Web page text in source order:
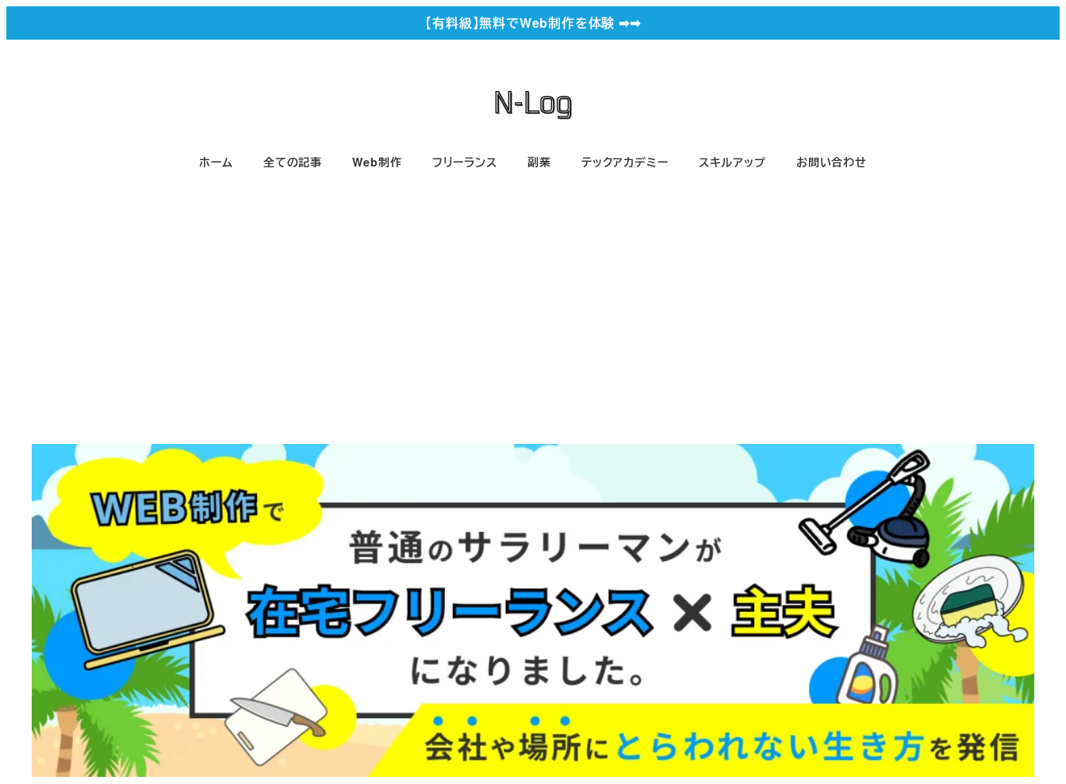
イ
【有料級】無料でWeb制作を体験 ➡︎➡︎
ホーム 全ての記事 Web制作 フリーランス 副業 テックアカデミー スキルアップ お問い合わせ